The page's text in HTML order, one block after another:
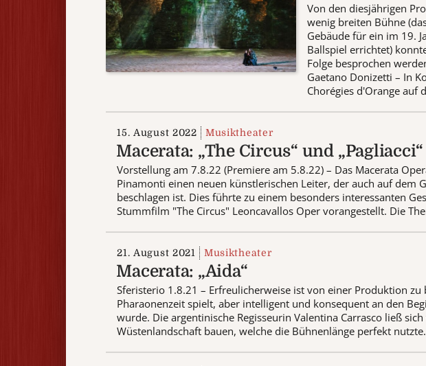
Von den diesjährigen
wenig breiten Bühne
Gebäude für ein im 19.
Ballspiel errichtet)
Folge besprochen
Gaetano Donizetti – In
Chorégies d'Orange auf
15. August 2022 Musiktheater
Macerata: „The Circus“ und „Pagliacci“
Vorstellung am 7.8.22 (Premiere am 5.8.22) – Das Macerata
Pinamonti einen neuen künstlerischen Leiter, der auch auf dem
beschlagen ist. Dies führte zu einem besonders interessanten
Stummfilm "The Circus" Leoncavallos Oper vorangestellt. Die
21. August 2021 Musiktheater
Macerata: „Aida“
Sferisterio 1.8.21 – Erfreulicherweise ist von einer Produktion
Pharaonenzeit spielt, aber intelligent und konsequent an den
wurde. Die argentinische Regisseurin Valentina Carrasco ließ
Wüstenlandschaft bauen, welche die Bühnenlänge perfekt